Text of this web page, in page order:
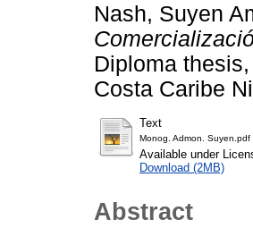
Nash, Suyen
Diploma
Costa Caribe
Text
Monog. Admon. Suyen.pdf
Available under
Download (2MB)
Abstract